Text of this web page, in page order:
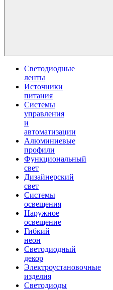
Светодиодные
ленты
Источники
питания
Системы
управления
и
автоматизации
Алюминиевые
профили
Функциональный
свет
Дизайнерский
свет
Системы
освещения
Наружное
освещение
Гибкий
неон
Светодиодный
декор
Электроустановочные
изделия
Светодиоды